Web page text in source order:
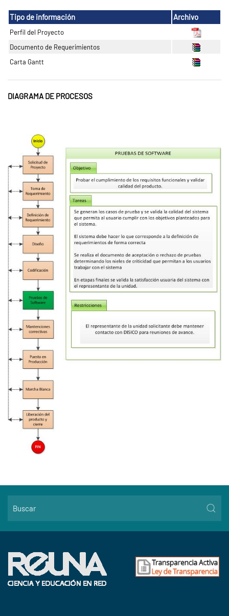
Tipo de información Archivo
Perfil del Proyecto
Documento de Requerimientos
Carta Gantt
DIAGRAMA DE PROCESOS